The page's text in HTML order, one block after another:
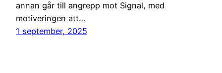
annan går till angrepp mot Signal, med
motiveringen att…
1 september, 2025